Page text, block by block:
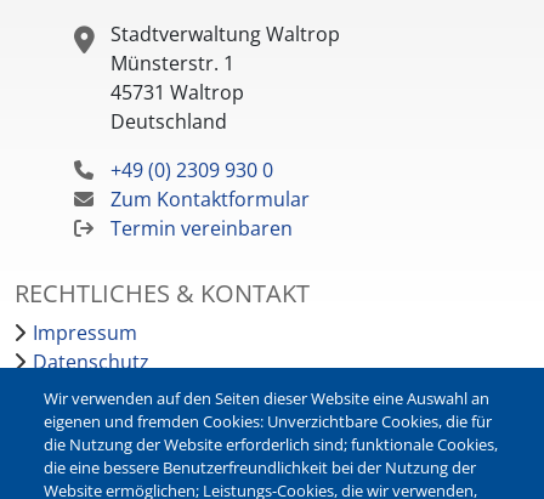
Stadtverwaltung Waltrop
Münsterstr. 1
45731 Waltrop
Deutschland
+49 (0) 2309 930 0
Zum Kontaktformular
Termin vereinbaren
RECHTLICHES & KONTAKT
Impressum
Datenschutz
Barrierefreiheit
Leichte Sprache
Bankverbindungen
Pressestelle
Wir verwenden auf den Seiten dieser Website eine Auswahl an
eigenen und fremden Cookies: Unverzichtbare Cookies, die für
die Nutzung der Website erforderlich sind; funktionale Cookies,
die eine bessere Benutzerfreundlichkeit bei der Nutzung der
Website ermöglichen; Leistungs-Cookies, die wir verwenden,